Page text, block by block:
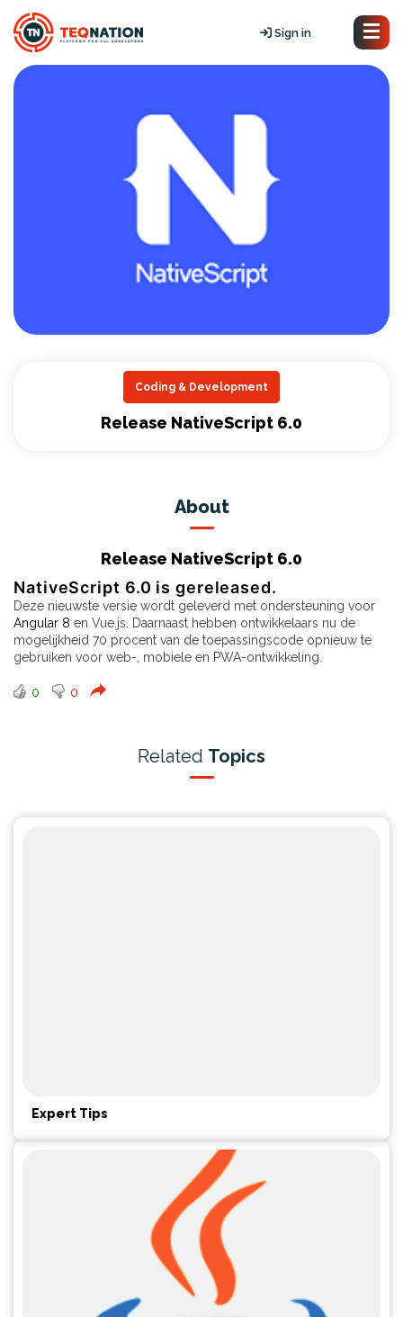
Sign in
Coding & Development
Release NativeScript 6.0
About
Release NativeScript 6.0
NativeScript 6.0 is gereleased.
Deze nieuwste versie wordt geleverd met ondersteuning voor
Angular 8 en Vue.js. Daarnaast hebben ontwikkelaars nu de
mogelijkheid 70 procent van de toepassingscode opnieuw te
gebruiken voor web-, mobiele en PWA-ontwikkeling.
0 0
Related Topics
Expert Tips